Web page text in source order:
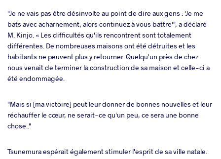
"Je ne vais pas être désinvolte au point de dire aux gens : 'Je me
bats avec acharnement, alors continuez à vous battre'", a déclaré
M. Kinjo. « Les difficultés qu'ils rencontrent sont totalement
différentes. De nombreuses maisons ont été détruites et les
habitants ne peuvent plus y retourner. Quelqu'un près de chez
nous venait de terminer la construction de sa maison et celle-ci a
été endommagée.
"Mais si [ma victoire] peut leur donner de bonnes nouvelles et leur
réchauffer le cœur, ne serait-ce qu'un peu, ce sera une bonne
chose.."
Tsunemura espérait également stimuler l'esprit de sa ville natale.